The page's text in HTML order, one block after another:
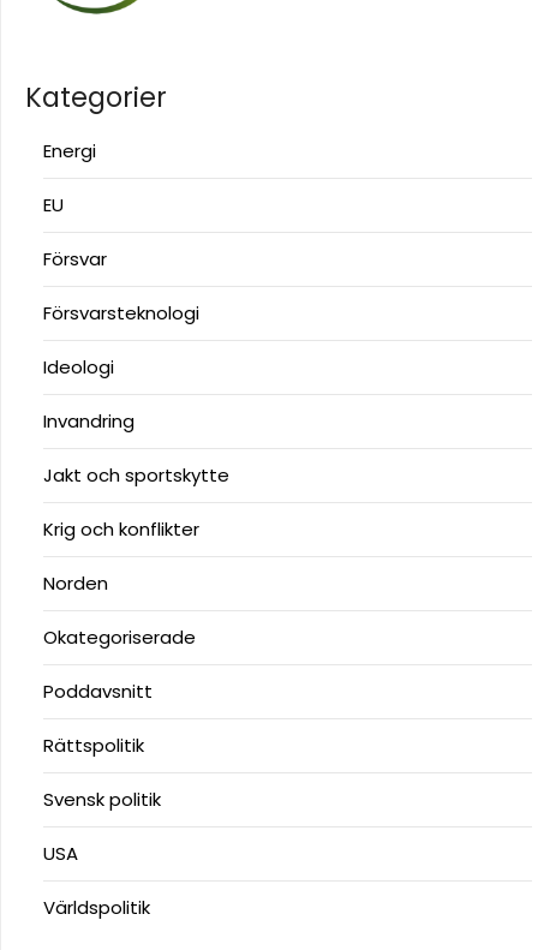
Kategorier
Energi
EU
Försvar
Försvarsteknologi
Ideologi
Invandring
Jakt och sportskytte
Krig och konflikter
Norden
Okategoriserade
Poddavsnitt
Rättspolitik
Svensk politik
USA
Världspolitik